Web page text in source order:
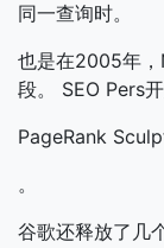
同一查询时。
也是在2005年
段。
SEO Pers
PageRank
。
谷歌还释放了几